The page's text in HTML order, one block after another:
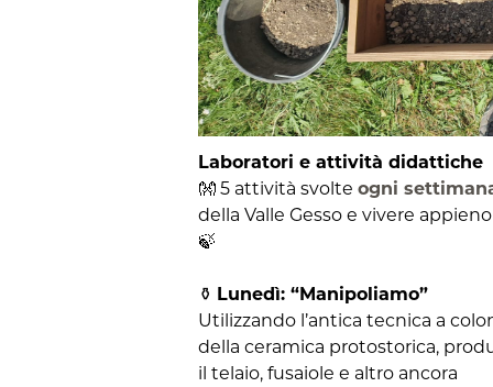
Laboratori e attività didattiche
👐 5 attività svolte ogni
della Valle Gesso e vivere
🍃
⚱️ Lunedì: “Manipoliamo”
Utilizzando l’antica tecnica a
della ceramica protostorica,
il telaio, fusaiole e altro ancora